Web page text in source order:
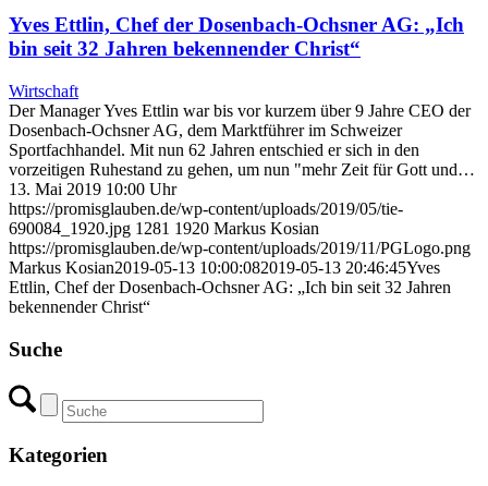
Yves Ettlin, Chef der Dosenbach-Ochsner AG: „Ich
bin seit 32 Jahren bekennender Christ“
Wirtschaft
Der Manager Yves Ettlin war bis vor kurzem über 9 Jahre CEO der
Dosenbach-Ochsner AG, dem Marktführer im Schweizer
Sportfachhandel. Mit nun 62 Jahren entschied er sich in den
vorzeitigen Ruhestand zu gehen, um nun "mehr Zeit für Gott und…
13. Mai 2019 10:00 Uhr
https://promisglauben.de/wp-content/uploads/2019/05/tie-
690084_1920.jpg 1281 1920 Markus Kosian
https://promisglauben.de/wp-content/uploads/2019/11/PGLogo.png
Markus Kosian2019-05-13 10:00:082019-05-13 20:46:45Yves
Ettlin, Chef der Dosenbach-Ochsner AG: „Ich bin seit 32 Jahren
bekennender Christ“
Suche
Kategorien